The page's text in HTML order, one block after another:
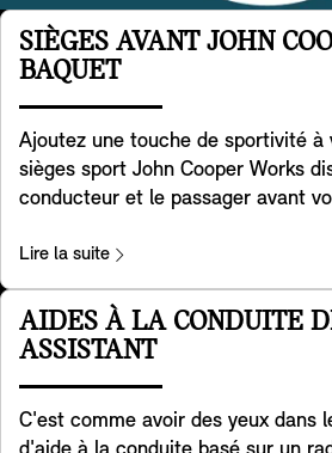
SIÈGES AVANT JOHN
BAQUET
Ajoutez une touche de sportivité à
sièges sport John Cooper Works
conducteur et le passager avant
Développés à partir de la
sport, ils sont dotés d'appuis-tête
soutien supplémentaire aux
prenez les virages avec la
Favoured et JCW trim.
Lire la suite
AIDES À LA CONDUITE
ASSISTANT
C'est comme avoir des yeux dans